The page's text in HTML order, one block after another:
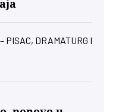
DRAMATURG I